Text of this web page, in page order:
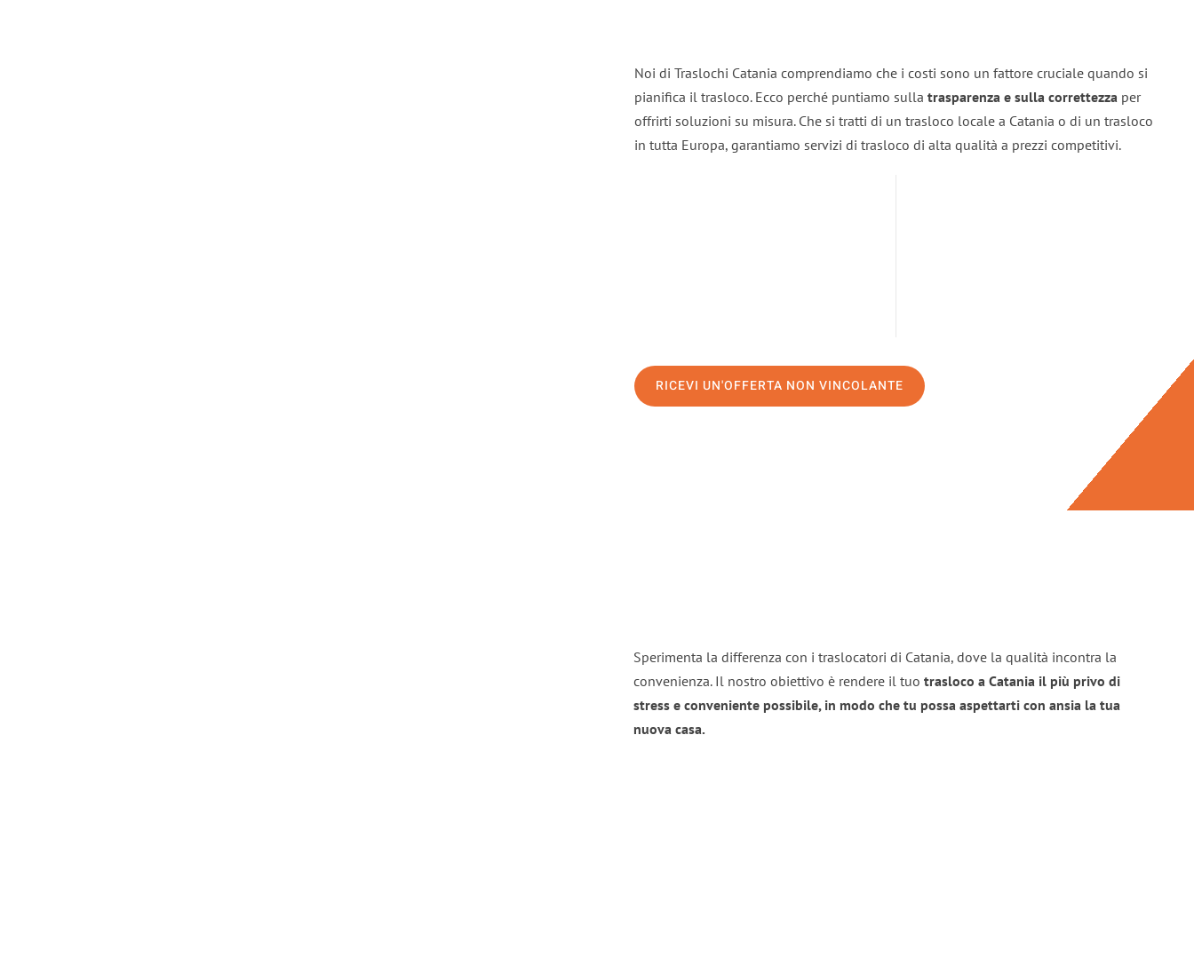
Noi di Traslochi Catania comprendiamo che i costi sono un fattore cruciale quando si
pianifica il trasloco. Ecco perché puntiamo sulla trasparenza e sulla correttezza per
offrirti soluzioni su misura. Che si tratti di un trasloco locale a Catania o di un trasloco
in tutta Europa, garantiamo servizi di trasloco di alta qualità a prezzi competitivi.
RICEVI UN'OFFERTA NON VINCOLANTE
Sperimenta la differenza con i traslocatori di Catania, dove la qualità incontra la
convenienza. Il nostro obiettivo è rendere il tuo trasloco a Catania il più privo di
stress e conveniente possibile, in modo che tu possa aspettarti con ansia la tua
nuova casa.